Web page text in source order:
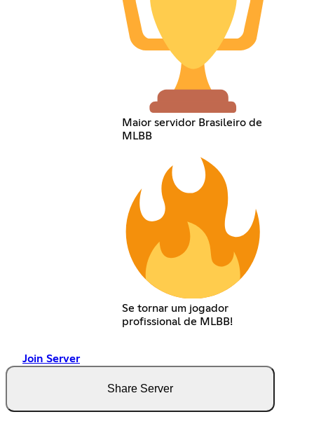
Maior servidor Brasileiro de
MLBB
Se tornar um jogador
profissional de MLBB!
Join Server
Share Server